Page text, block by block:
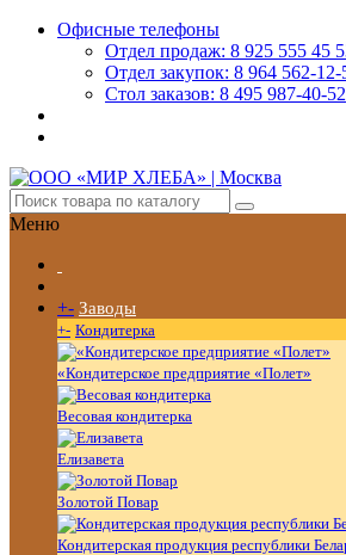
Офисные телефоны
Отдел продаж: 8 925 555 45
Отдел закупок: 8 964 562-12-
Стол заказов: 8 495 987-40-52
Меню
+- Заводы
+- Кондитерка
«Кондитерское предприятие «Полет»
Весовая кондитерка
Елизавета
Золотой Повар
Кондитерская продукция республики